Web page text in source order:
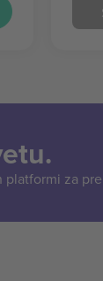
za